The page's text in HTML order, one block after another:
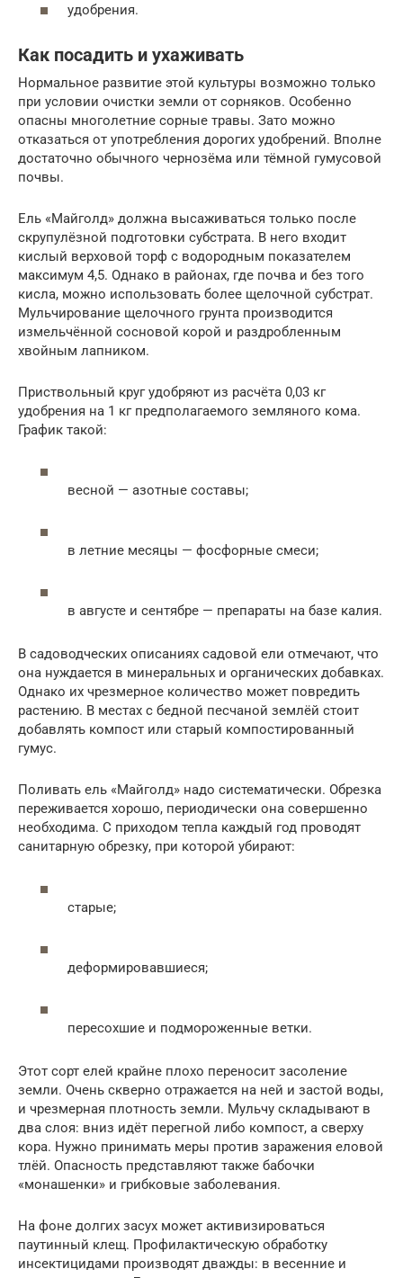
удобрения.
Как посадить и ухаживать
Нормальное развитие этой культуры возможно только
при условии очистки земли от сорняков. Особенно
опасны многолетние сорные травы. Зато можно
отказаться от употребления дорогих удобрений. Вполне
достаточно обычного чернозёма или тёмной гумусовой
почвы.
Ель «Майголд» должна высаживаться только после
скрупулёзной подготовки субстрата. В него входит
кислый верховой торф с водородным показателем
максимум 4,5. Однако в районах, где почва и без того
кисла, можно использовать более щелочной субстрат.
Мульчирование щелочного грунта производится
измельчённой сосновой корой и раздробленным
хвойным лапником.
Приствольный круг удобряют из расчёта 0,03 кг
удобрения на 1 кг предполагаемого земляного кома.
График такой:
весной — азотные составы;
в летние месяцы — фосфорные смеси;
в августе и сентябре — препараты на базе калия.
В садоводческих описаниях садовой ели отмечают, что
она нуждается в минеральных и органических добавках.
Однако их чрезмерное количество может повредить
растению. В местах с бедной песчаной землёй стоит
добавлять компост или старый компостированный
гумус.
Поливать ель «Майголд» надо систематически. Обрезка
переживается хорошо, периодически она совершенно
необходима. С приходом тепла каждый год проводят
санитарную обрезку, при которой убирают:
старые;
деформировавшиеся;
пересохшие и подмороженные ветки.
Этот сорт елей крайне плохо переносит засоление
земли. Очень скверно отражается на ней и застой воды,
и чрезмерная плотность земли. Мульчу складывают в
два слоя: вниз идёт перегной либо компост, а сверху
кора. Нужно принимать меры против заражения еловой
тлёй. Опасность представляют также бабочки
«монашенки» и грибковые заболевания.
На фоне долгих засух может активизироваться
паутинный клещ. Профилактическую обработку
инсектицидами производят дважды: в весенние и